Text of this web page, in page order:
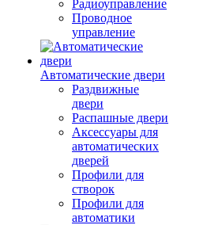
Радиоуправление
Проводное
управление
Автоматические двери
Раздвижные
двери
Распашные двери
Аксессуары для
автоматических
дверей
Профили для
створок
Профили для
автоматики